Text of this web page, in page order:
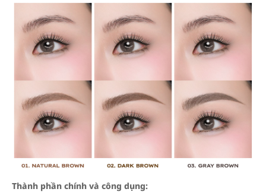
Thành phần chính và công dụng: